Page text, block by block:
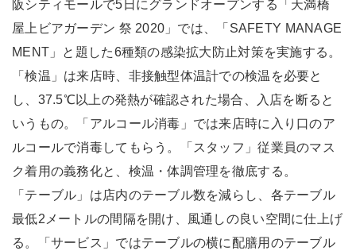
阪シティモールで5日にグランドオープンする「天満橋
屋上ビアガーデン 祭 2020」では、「SAFETY MANAGE
MENT」と題した6種類の感染拡大防止対策を実施する。
「検温」は来店時、非接触型体温計での検温を必要と
し、37.5℃以上の発熱が確認された場合、入店を断ると
いうもの。「アルコール消毒」では来店時に入り口のア
ルコールで消毒してもらう。「スタッフ」従業員のマス
ク着用の義務化と、検温・体調管理を徹底する。
「テーブル」は店内のテーブル数を減らし、各テーブル
最低2メートルの間隔を開け、風通しの良い空間に仕上げ
る。「サービス」ではテーブルの横に配膳用のテーブル